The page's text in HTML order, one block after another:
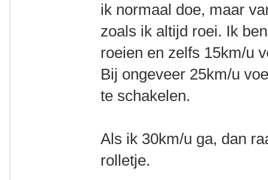
ik normaal doe, maar
zoals ik altijd roei. Ik
roeien en zelfs 15km/u
Bij ongeveer 25km/u
te schakelen.
Als ik 30km/u ga, dan
rolletje.